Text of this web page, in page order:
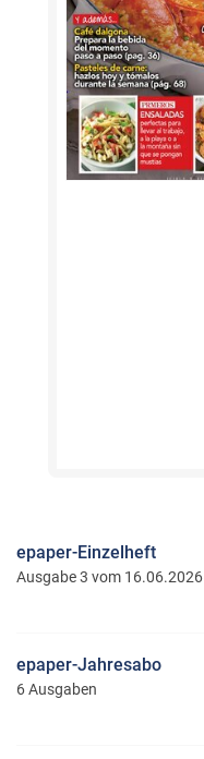
epaper-Einzelheft
Ausgabe 3 vom 16.06.2026
epaper-Jahresabo
6 Ausgaben